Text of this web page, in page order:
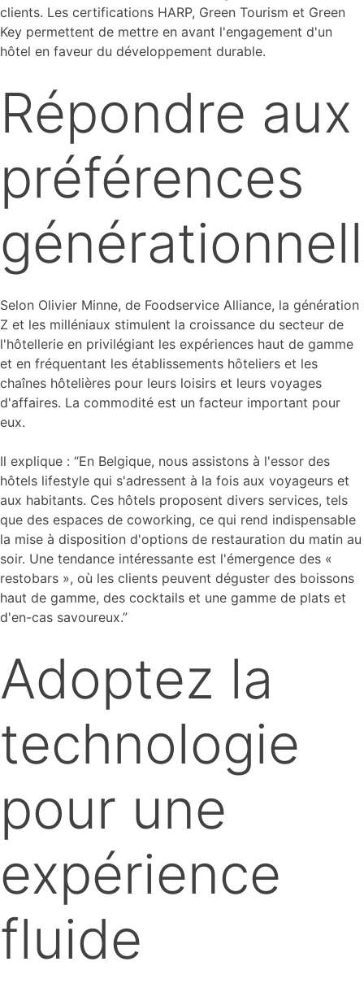
clients. Les certifications HARP, Green Tourism et Green
Key permettent de mettre en avant l'engagement d'un
hôtel en faveur du développement durable.
Répondre aux
préférences
Selon Olivier Minne, de Foodservice Alliance, la génération
Z et les milléniaux stimulent la croissance du secteur de
l'hôtellerie en privilégiant les expériences haut de gamme
et en fréquentant les établissements hôteliers et les
chaînes hôtelières pour leurs loisirs et leurs voyages
d'affaires. La commodité est un facteur important pour
eux.
Il explique : “En Belgique, nous assistons à l'essor des
hôtels lifestyle qui s'adressent à la fois aux voyageurs et
aux habitants. Ces hôtels proposent divers services, tels
que des espaces de coworking, ce qui rend indispensable
la mise à disposition d'options de restauration du matin au
soir. Une tendance intéressante est l'émergence des «
restobars », où les clients peuvent déguster des boissons
haut de gamme, des cocktails et une gamme de plats et
d'en-cas savoureux.”
Adoptez la
technologie
pour une
expérience
fluide